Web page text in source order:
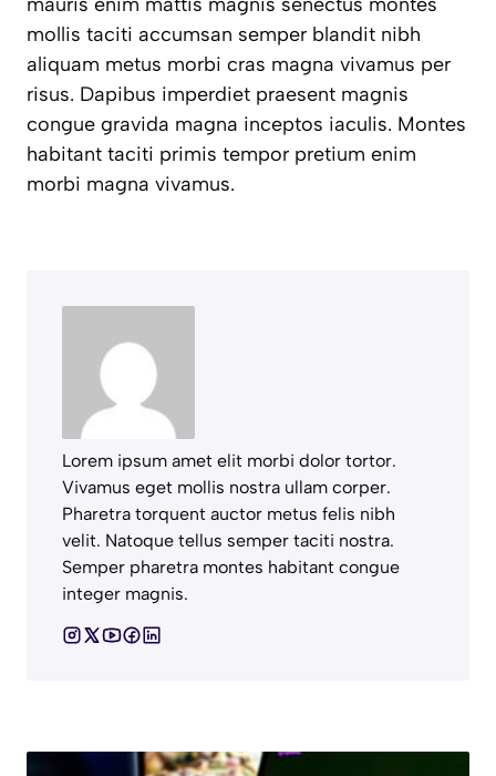
mollis taciti accumsan semper blandit nibh
aliquam metus morbi cras magna vivamus per
risus. Dapibus imperdiet praesent magnis
congue gravida magna inceptos iaculis. Montes
habitant taciti primis tempor pretium enim
morbi magna vivamus.
Lorem ipsum amet elit morbi dolor tortor.
Vivamus eget mollis nostra ullam corper.
Pharetra torquent auctor metus felis nibh
velit. Natoque tellus semper taciti nostra.
Semper pharetra montes habitant congue
integer magnis.